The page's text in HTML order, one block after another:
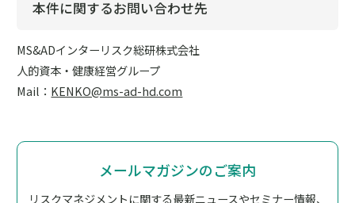
本件に関するお問い合わせ先
MS&ADインターリスク総研株式会社
人的資本・健康経営グループ
Mail： KENKO@ms-ad-hd.com
メールマガジンのご案内
リスクマネジメントに関する最新ニュースやセミナー情報、